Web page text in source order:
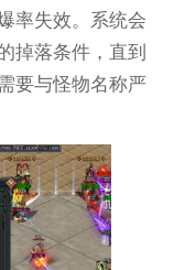
率失效。系统会
掉落条件，直到
要与怪物名称严